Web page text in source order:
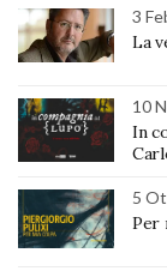
3
La
10
In
5
Per